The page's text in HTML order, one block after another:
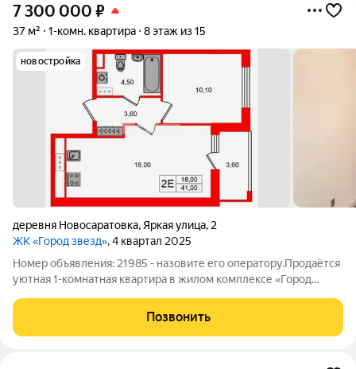
7 300 000 ₽
37 м² 1-комн. квартира 8 этаж из 15
новостройка
деревня Новосаратовка, Яркая улица, 2
ЖК «Город звезд», 4 квартал 2025
Номер объявления: 21985 - назовите его оператору.Продаётся
уютная 1-комнатная квартира в жилом комплексе «Город
Удобная, классическая, функциональная евро-планировка.
Большая кухня-гостиная
Позвонить